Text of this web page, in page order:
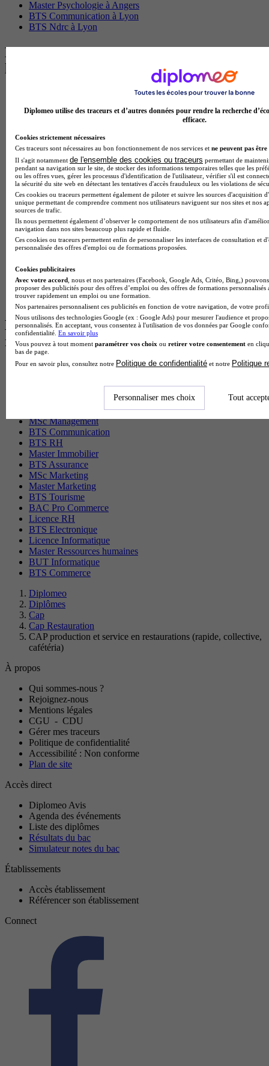
Master Psychologie à Angers
BTS Communication à Lyon
BTS Ndrc à Lyon
Les intitulés de diplôme par alternance
les plus recherchés
BTS Mco en alternance
BTS Sp3s en alternance
Master CCA en alternance
BTS Ndrc en alternance
BTS Sam en alternance
Cap Fleuriste en alternance
BTS Sio en alternance
MSc Marketing Digital en alternance
BTS Gpme en alternance
Cap Electricien en alternance
BTS Gpn en alternance
BTS Domotique en alternance
BTS Sta en alternance
BTS Iris en alternance
BTS Tpl en alternance
BTS Ati en alternance
Les diplômes par filière les plus
recherchés
CS Sport
MSc Management
BTS Communication
BTS RH
Master Immobilier
BTS Assurance
MSc Marketing
Master Marketing
BTS Tourisme
BAC Pro Commerce
Licence RH
BTS Electronique
Licence Informatique
Master Ressources humaines
BUT Informatique
BTS Commerce
Diplomeo
Diplômes
Cap
Cap Restauration
CAP production et service en restaurations (rapide, collective,
cafétéria)
À propos
Qui sommes-nous ?
Rejoignez-nous
Mentions légales
CGU - CDU
Gérer mes traceurs
Politique de confidentialité
Accessibilité : Non conforme
Plan de site
Accès direct
Diplomeo Avis
Agenda des événements
Liste des diplômes
Résultats du bac
Simulateur notes du bac
Établissements
Accès établissement
Référencer son établissement
Connect
Diplomeo utilise des traceurs et d’autres données pour rendre la recherche
efficace.
Cookies strictement nécessaires
Ces traceurs sont nécessaires au bon fonctionnement de nos services et ne peuvent pas être
Il s'agit notamment de l'ensemble des cookies ou traceurs permettant de
pendant sa navigation sur le site, de stocker des informations temporaires telles que les
ou les offres vues, gérer les processus d'identification de l'utilisateur, vérifier s'il est
la sécurité du site web en détectant les tentatives d'accès frauduleux ou les violations de
Ces cookies ou traceurs permettent également de piloter et suivre les sources d'acquisition
unique permettant de comprendre comment nos utilisateurs naviguent sur nos sites et nos
sources de trafic.
Ils nous permettent également d’observer le comportement de nos utilisateurs afin
navigation dans nos sites beaucoup plus rapide et fluide.
Ces cookies ou traceurs permettent enfin de personnaliser les interfaces de consultation et
personnalisée des offres d'emploi ou de formations proposées.
Cookies publicitaires
Avec votre accord , nous et nos partenaires (Facebook, Google Ads, Critéo, Bing,)
proposer des publicités pour des offres d’emploi ou des offres de formations
trouver rapidement un emploi ou une formation.
Nos partenaires personnalisent ces publicités en fonction de votre navigation, de votre
Nous utilisons des technologies Google (ex : Google Ads) pour mesurer l'audience et
personnalisés. En acceptant, vous consentez à l'utilisation de vos données par Google
confidentialité. En savoir plus
Vous pouvez à tout moment paramétrer vos choix ou retirer votre consentement en
bas de page.
Pour en savoir plus, consultez notre Politique de confidentialité et notre Politique
Personnaliser mes choix Tout